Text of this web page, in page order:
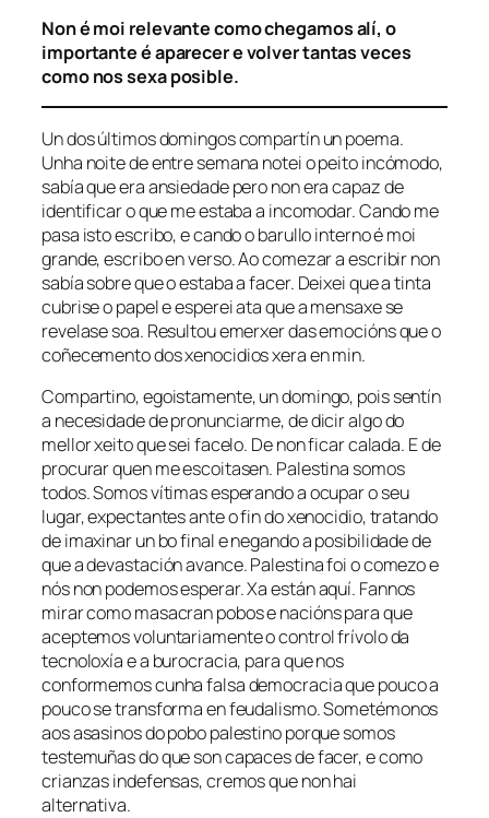
Non é moi relevante como chegamos alí, o
importante é aparecer e volver tantas veces
como nos sexa posible.
Un dos últimos domingos compartín un poema.
Unha noite de entre semana notei o peito incómodo,
sabía que era ansiedade pero non era capaz de
identificar o que me estaba a incomodar. Cando me
pasa isto escribo, e cando o barullo interno é moi
grande, escribo en verso. Ao comezar a escribir non
sabía sobre que o estaba a facer. Deixei que a tinta
cubrise o papel e esperei ata que a mensaxe se
revelase soa. Resultou emerxer das emocións que o
coñecemento dos xenocidios xera en min.
Compartino, egoistamente, un domingo, pois sentín
a necesidade de pronunciarme, de dicir algo do
mellor xeito que sei facelo. De non ficar calada. E de
procurar quen me escoitasen. Palestina somos
todos. Somos vítimas esperando a ocupar o seu
lugar, expectantes ante o fin do xenocidio, tratando
de imaxinar un bo final e negando a posibilidade de
que a devastación avance. Palestina foi o comezo e
nós non podemos esperar. Xa están aquí. Fannos
mirar como masacran pobos e nacións para que
aceptemos voluntariamente o control frívolo da
tecnoloxía e a burocracia, para que nos
conformemos cunha falsa democracia que pouco a
pouco se transforma en feudalismo. Sometémonos
aos asasinos do pobo palestino porque somos
testemuñas do que son capaces de facer, e como
crianzas indefensas, cremos que non hai
alternativa.